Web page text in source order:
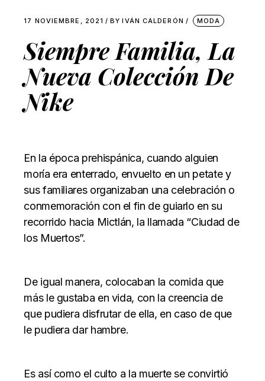
17 NOVIEMBRE, 2021 BY IVÁN CALDERÓN MODA
Siempre Familia, La
Nueva Colección De
Nike
En la época prehispánica, cuando alguien
moría era enterrado, envuelto en un petate y
sus familiares organizaban una celebración o
conmemoración con el fin de guiarlo en su
recorrido hacia Mictlán, la llamada “Ciudad de
los Muertos”.
De igual manera, colocaban la comida que
más le gustaba en vida, con la creencia de
que pudiera disfrutar de ella, en caso de que
le pudiera dar hambre.
Es así como el culto a la muerte se convirtió